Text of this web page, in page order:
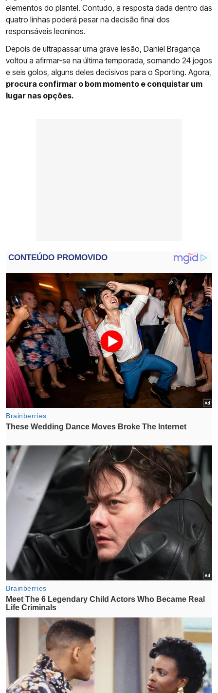
elementos do plantel. Contudo, a resposta dada dentro das
quatro linhas poderá pesar na decisão final dos
responsáveis leoninos.
Depois de ultrapassar uma grave lesão, Daniel Bragança
voltou a afirmar-se na última temporada, somando 24 jogos
e seis golos, alguns deles decisivos para o Sporting. Agora,
procura confirmar o bom momento e conquistar um
lugar nas opções.